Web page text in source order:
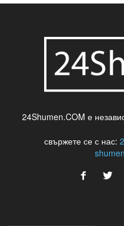
24Shumen.COM е
свържете се с нас: